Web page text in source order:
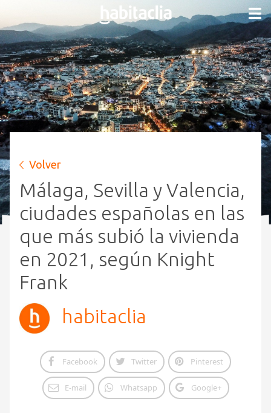
Volver
Málaga, Sevilla y Valencia,
ciudades españolas en las
que más subió la vivienda
en 2021, según Knight
Frank
habitaclia
Facebook Twitter Pinterest
E-mail Whatsapp Google+